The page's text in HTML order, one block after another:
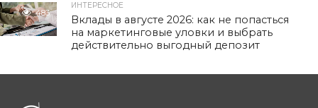
483
ИНТЕРЕСНОЕ
Вклады в августе 2026: как не попасться
на маркетинговые уловки и выбрать
действительно выгодный депозит